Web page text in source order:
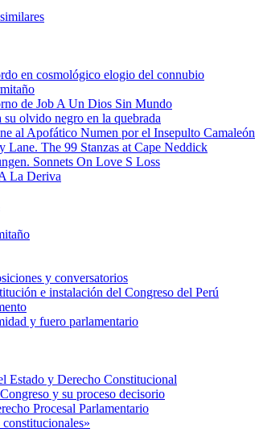
en cosmológico elogio del connubio
de Job A Un Dios Sin Mundo
olvido negro en la quebrada
al Apofático Numen por el Insepulto Camaleón
Lane. The 99 Stanzas at Cape Neddick
Sonnets On Love S Loss
La Deriva
y conversatorios
e instalación del Congreso del Perú
y fuero parlamentario
Estado y Derecho Constitucional
y su proceso decisorio
Procesal Parlamentario